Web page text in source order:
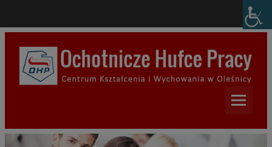
Wychowania w Oleśnicy